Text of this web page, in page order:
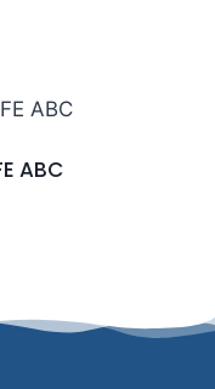
ABC